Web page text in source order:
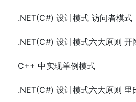
.NET(C#) 设计模式 访问者模式
.NET(C#) 设计模式六大原则 开
C++ 中实现单例模式
.NET(C#) 设计模式六大原则 里